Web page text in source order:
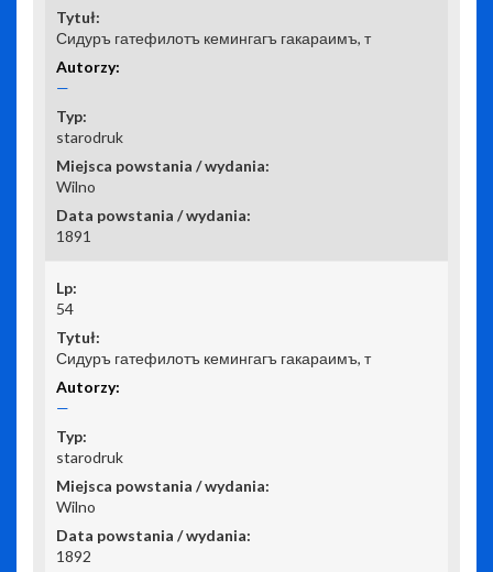
Сидуръ гатефилотъ кемингагъ гакараимъ, т
—
starodruk
Wilno
1891
54
Сидуръ гатефилотъ кемингагъ гакараимъ, т
—
starodruk
Wilno
1892